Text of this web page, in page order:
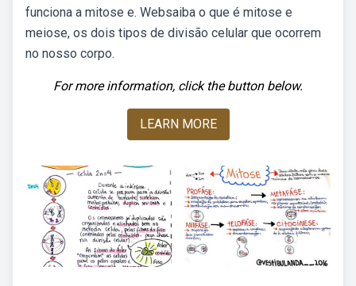
funciona a mitose e. Websaiba o que é mitose e
meiose, os dois tipos de divisão celular que ocorrem
no nosso corpo.
For more information, click the button below.
LEARN MORE